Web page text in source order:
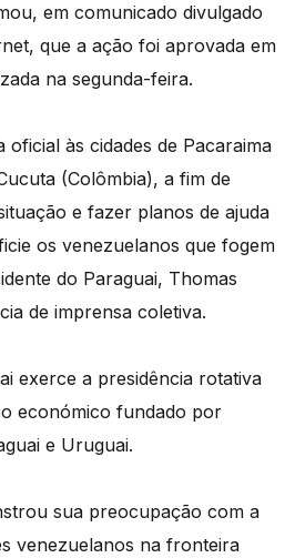
em comunicado divulgado
que a ação foi aprovada em
na segunda-feira.
oficial às cidades de Pacaraima
(Colômbia), a fim de
e fazer planos de ajuda
os venezuelanos que fogem
do Paraguai, Thomas
de imprensa coletiva.
exerce a presidência rotativa
económico fundado por
e Uruguai.
sua preocupação com a
venezuelanos na fronteira